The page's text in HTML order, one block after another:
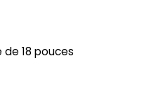
18 pouces